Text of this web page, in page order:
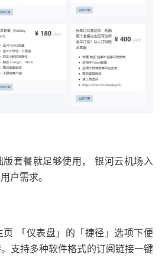
套餐就足够使用， 银河云机场入
户需求。
「仪表盘」的「捷径」选项下便
支持多种软件格式的订阅链接一键